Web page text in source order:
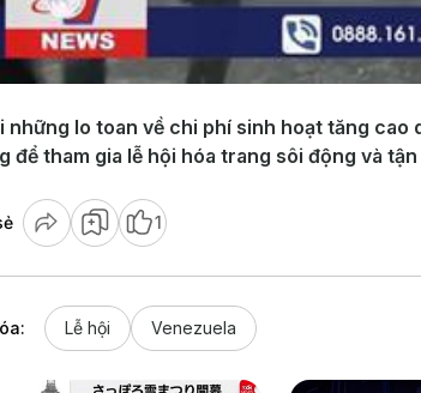
những lo toan về chi phí sinh hoạt tăng
để tham gia lễ hội hóa trang sôi động và
1
Lễ hội Venezuela